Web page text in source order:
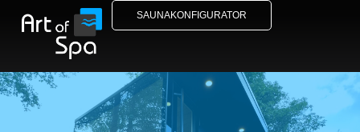
SAUNAKONFIGURATOR